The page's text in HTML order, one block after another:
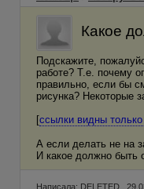
Какое
Подскажите,
работе? Т.е. почему
правильно, если бы
рисунка? Некоторые
[ссылки видны
А если делать не на
И какое должно быть
Написала: DELETED ,